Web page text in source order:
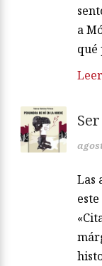
a
qué
Las